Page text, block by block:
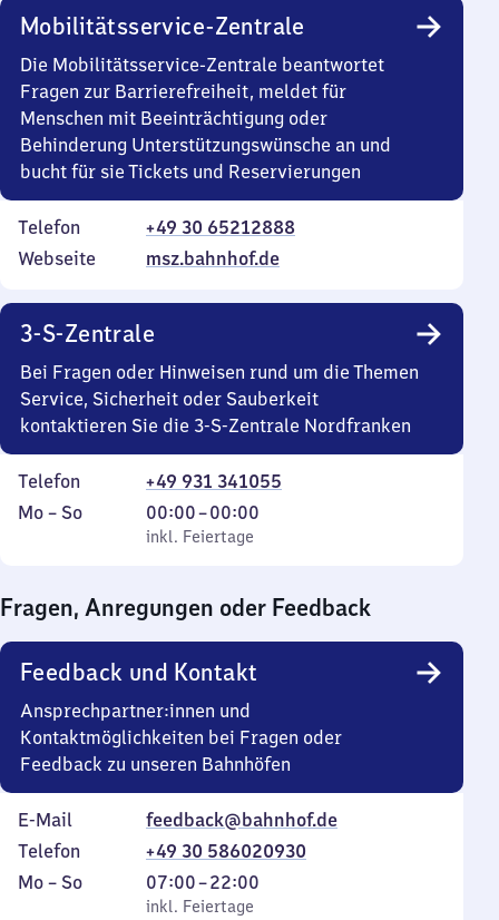
Mobilitätsservice-Zentrale
Die Mobilitätsservice-Zentrale beantwortet
Fragen zur Barrierefreiheit, meldet für
Menschen mit Beeinträchtigung oder
Behinderung Unterstützungswünsche an und
bucht für sie Tickets und Reservierungen
Telefon
+49 30 65212888
Webseite
msz.bahnhof.de
3-S-Zentrale
Bei Fragen oder Hinweisen rund um die Themen
Service, Sicherheit oder Sauberkeit
kontaktieren Sie die 3-S-Zentrale Nordfranken
Telefon
+49 931 341055
Montag
Mo – So,
inkl. Feiertage
00:00–00:00
Von
0
0
Uhr
inkl. Feiertage
Fragen, Anregungen oder Feedback
Feedback und Kontakt
Ansprechpartner:innen und
Kontaktmöglichkeiten bei Fragen oder
Feedback zu unseren Bahnhöfen
E-Mail
feedback@bahnhof.de
Telefon
+49 30 586020930
Montag
Mo – So,
inkl. Feiertage
07:00–22:00
Von
7
inkl. Feiertage